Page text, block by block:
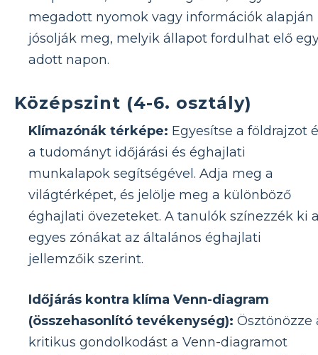
megadott nyomok vagy információk alapján
jósolják meg, melyik állapot fordulhat elő
adott napon.
Középszint (4-6. osztály)
Klímazónák térképe: Egyesítse a földrajzot
a tudományt időjárási és éghajlati
munkalapok segítségével. Adja meg a
világtérképet, és jelölje meg a különböző
éghajlati övezeteket. A tanulók színezzék ki
egyes zónákat az általános éghajlati
jellemzőik szerint.
Időjárás kontra klíma Venn-diagram
(összehasonlító tevékenység): Ösztönözze
kritikus gondolkodást a Venn-diagramot